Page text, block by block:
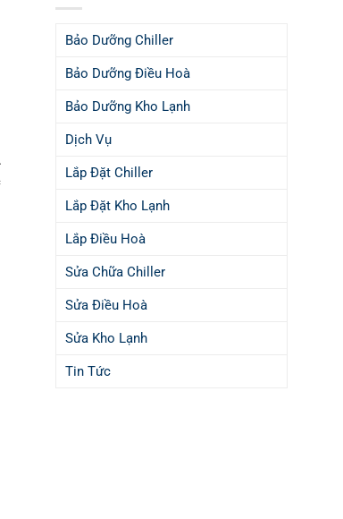
Bảo Dưỡng Chiller
Bảo Dưỡng Điều Hoà
Bảo Dưỡng Kho Lạnh
Dịch Vụ
Lắp Đặt Chiller
Lắp Đặt Kho Lạnh
Lắp Điều Hoà
Sửa Chữa Chiller
Sửa Điều Hoà
Sửa Kho Lạnh
Tin Tức